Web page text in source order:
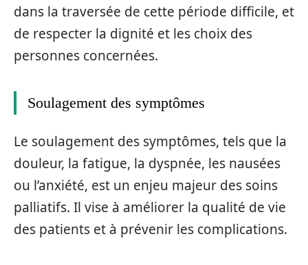
dans la traversée de cette période difficile, et
de respecter la dignité et les choix des
personnes concernées.
Soulagement des symptômes
Le soulagement des symptômes, tels que la
douleur, la fatigue, la dyspnée, les nausées
ou l’anxiété, est un enjeu majeur des soins
palliatifs. Il vise à améliorer la qualité de vie
des patients et à prévenir les complications.